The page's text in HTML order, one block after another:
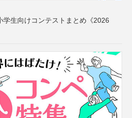
学生向けコンテストまとめ《2026